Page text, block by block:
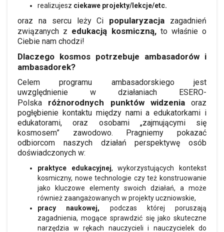
realizujesz ciekawe projekty/lekcje/etc.
oraz na sercu leży Ci popularyzacja zagadnień
związanych z edukacją kosmiczną, to właśnie o
Ciebie nam chodzi!
Dlaczego kosmos potrzebuje ambasadorów i
ambasadorek?
Celem programu ambasadorskiego jest
uwzględnienie w działaniach ESERO-
Polska różnorodnych punktów widzeniaoraz
pogłębienie kontaktu między nami a edukatorkami i
edukatorami, oraz osobami „zajmującymi się
kosmosem” zawodowo. Pragniemy pokazać
odbiorcom naszych działań perspektywę osób
doświadczonych w:
praktyce edukacyjnej, wykorzystujących kontekst
kosmiczny, nowe technologie czy też konstruowanie
jako kluczowe elementy swoich działań, a może
również zaangażowanych w projekty uczniowskie,
pracy naukowej, podczas której poruszają
zagadnienia, mogące sprawdzić się jako skuteczne
narzędzia w rękach nauczycieli i nauczycielek do